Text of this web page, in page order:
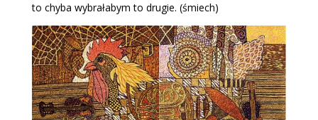
to chyba wybrałabym to drugie. (śmiech)